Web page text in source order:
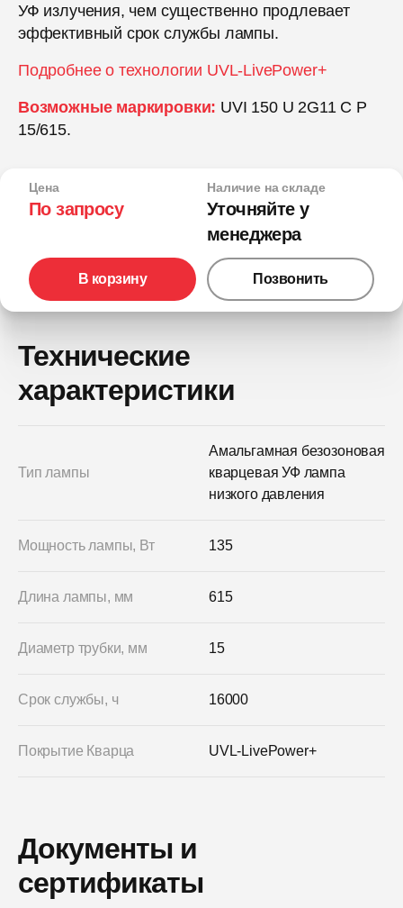
УФ излучения, чем существенно продлевает
эффективный срок службы лампы.
Подробнее о технологии UVL-LivePower+
Возможные маркировки: UVI 150 U 2G11 C P
15/615.
Цена
По запросу
Наличие на складе
Уточняйте у
менеджера
В корзину Позвонить
Технические
характеристики
Тип лампы
Амальгамная безозоновая
кварцевая УФ лампа
низкого давления
Мощность лампы, Вт 135
Длина лампы, мм 615
Диаметр трубки, мм 15
Срок службы, ч 16000
Покрытие Кварца UVL-LivePower+
Документы и
сертификаты